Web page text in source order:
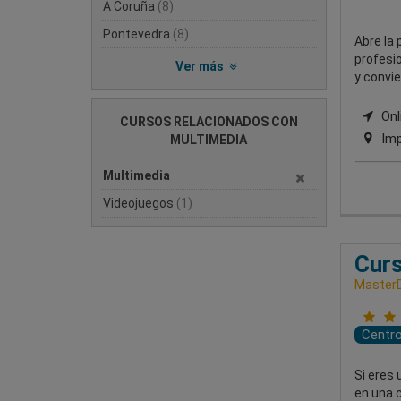
A Coruña (8)
Pontevedra (8)
Ver más
CURSOS RELACIONADOS CON
MULTIMEDIA
Multimedia
Videojuegos (1)
Abre la
y
Si eres
en una